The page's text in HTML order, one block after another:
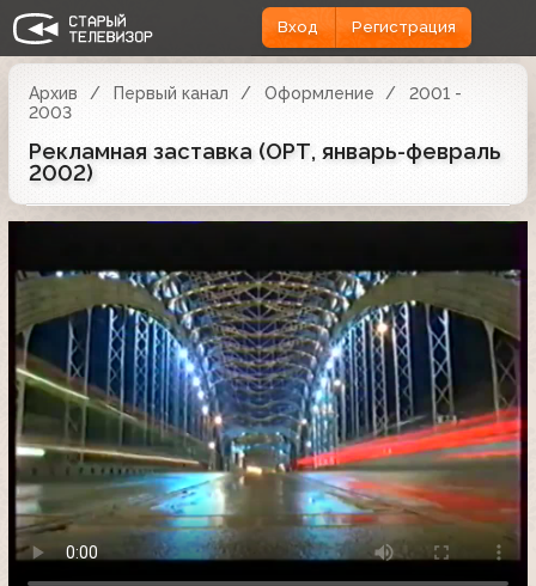
Вход Регистрация
Архив Первый канал Оформление
2001 -
2003
Рекламная заставка (ОРТ, январь-февраль
2002)